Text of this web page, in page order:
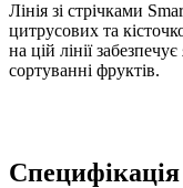
Лінія зі стрічками
цитрусових та
на цій лінії
сортуванні фруктів.
Специфікація